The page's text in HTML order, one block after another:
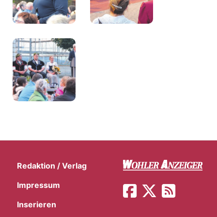
Redaktion / Verlag
Impressum
Inserieren